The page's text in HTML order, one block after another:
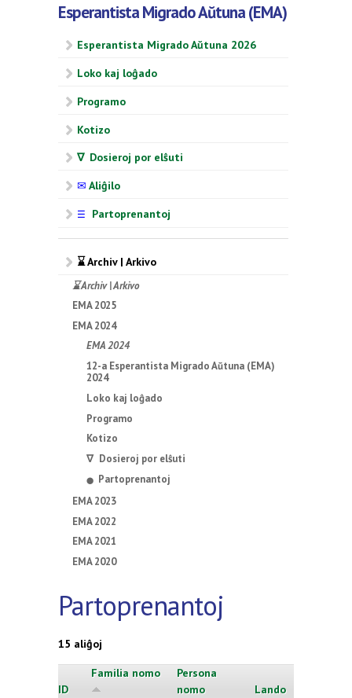
Esperantista Migrado Aŭtuna (EMA)
Esperantista Migrado Aŭtuna 2026
Loko kaj loĝado
Programo
Kotizo
∇ Dosieroj por elŝuti
✉ Aliĝilo
☰ Partoprenantoj
⌛ Archiv | Arkivo
⌛ Archiv | Arkivo
EMA 2025
EMA 2024
EMA 2024
12-a Esperantista Migrado Aŭtuna (EMA)
2024
Loko kaj loĝado
Programo
Kotizo
∇ Dosieroj por elŝuti
⬤
Partoprenantoj
EMA 2023
EMA 2022
EMA 2021
EMA 2020
Partoprenantoj
15 aliĝoj
ID
Familia nomo
Persona
nomo
Lando